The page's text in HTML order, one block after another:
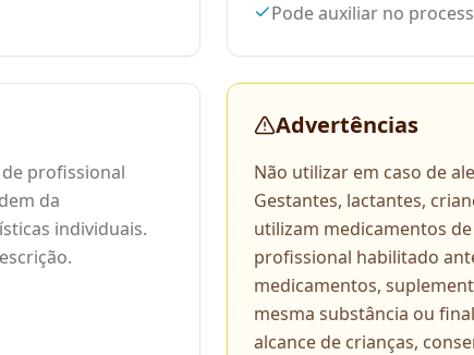
Pode auxiliar no
profissional
da
individuais.
Advertências
Não utilizar em caso de
Gestantes, lactantes,
utilizam medicamentos
profissional habilitado
medicamentos,
mesma substância ou
alcance de crianças,